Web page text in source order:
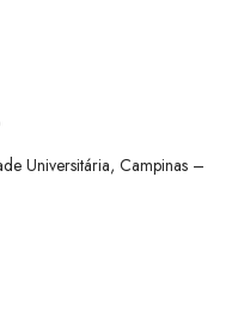
Universitária, Campinas –